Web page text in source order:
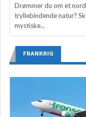
Drømmer du om et
tryllebindende natur?
mystiske...
FRANKRIG